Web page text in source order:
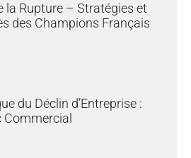
la Rupture – Stratégies et
des Champions Français
du Déclin d’Entreprise :
Commercial